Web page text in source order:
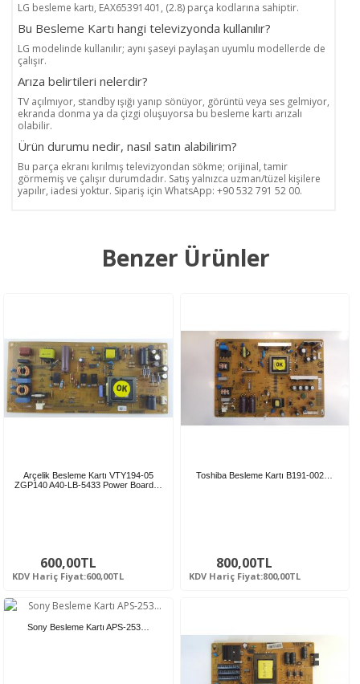
LG besleme kartı, EAX65391401, (2.8) parça kodlarına sahiptir.
Bu Besleme Kartı hangi televizyonda kullanılır?
LG modelinde kullanılır; aynı şaseyi paylaşan uyumlu modellerde de
çalışır.
Arıza belirtileri nelerdir?
TV açılmıyor, standby ışığı yanıp sönüyor, görüntü veya ses gelmiyor,
ekranda donma ya da çizgi oluşuyorsa bu besleme kartı arızalı
olabilir.
Ürün durumu nedir, nasıl satın alabilirim?
Bu parça ekranı kırılmış televizyondan sökme; orijinal, tamir
görmemiş ve çalışır durumdadır. Satış yalnızca uzman/tüzel kişilere
yapılır, iadesi yoktur. Sipariş için WhatsApp: +90 532 791 52 00.
Benzer Ürünler
Arçelik Besleme Kartı VTY194-05
ZGP140 A40-LB-5433 Power Board…
600,00TL
KDV Hariç Fiyat:600,00TL
Toshiba Besleme Kartı B191-002…
800,00TL
KDV Hariç Fiyat:800,00TL
Sony Besleme Kartı APS-253…